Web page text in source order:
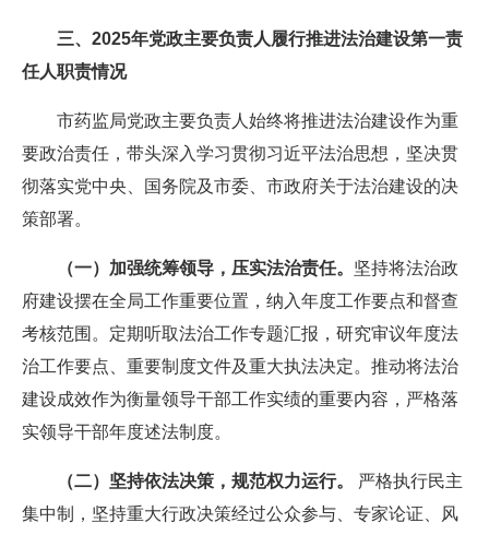
三、2025年党政主要负责人履行推进法治建设第一责
任人职责情况
市药监局党政主要负责人始终将推进法治建设作为重
要政治责任，带头深入学习贯彻习近平法治思想，坚决贯
彻落实党中央、国务院及市委、市政府关于法治建设的决
策部署。
（一）加强统筹领导，压实法治责任。 坚持将法治政
府建设摆在全局工作重要位置，纳入年度工作要点和督查
考核范围。定期听取法治工作专题汇报，研究审议年度法
治工作要点、重要制度文件及重大执法决定。推动将法治
建设成效作为衡量领导干部工作实绩的重要内容，严格落
实领导干部年度述法制度。
（二）坚持依法决策，规范权力运行。
严格执行民主
集中制，坚持重大行政决策经过公众参与、专家论证、风